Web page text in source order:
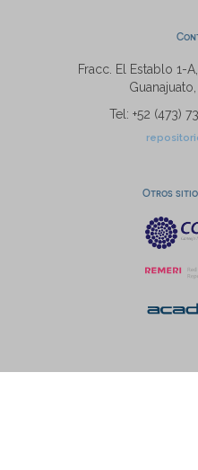
Fracc. El Establo 1-
Tel: +52 (473)
Otros